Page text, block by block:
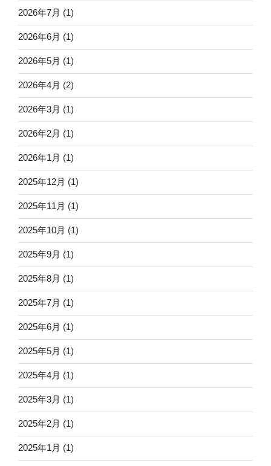
2026年7月 (1)
2026年6月 (1)
2026年5月 (1)
2026年4月 (2)
2026年3月 (1)
2026年2月 (1)
2026年1月 (1)
2025年12月 (1)
2025年11月 (1)
2025年10月 (1)
2025年9月 (1)
2025年8月 (1)
2025年7月 (1)
2025年6月 (1)
2025年5月 (1)
2025年4月 (1)
2025年3月 (1)
2025年2月 (1)
2025年1月 (1)